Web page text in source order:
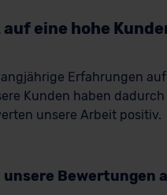
auf eine hohe
Erfahrungen
Kunden haben
unsere Arbeit positiv.
unsere Bewertungen